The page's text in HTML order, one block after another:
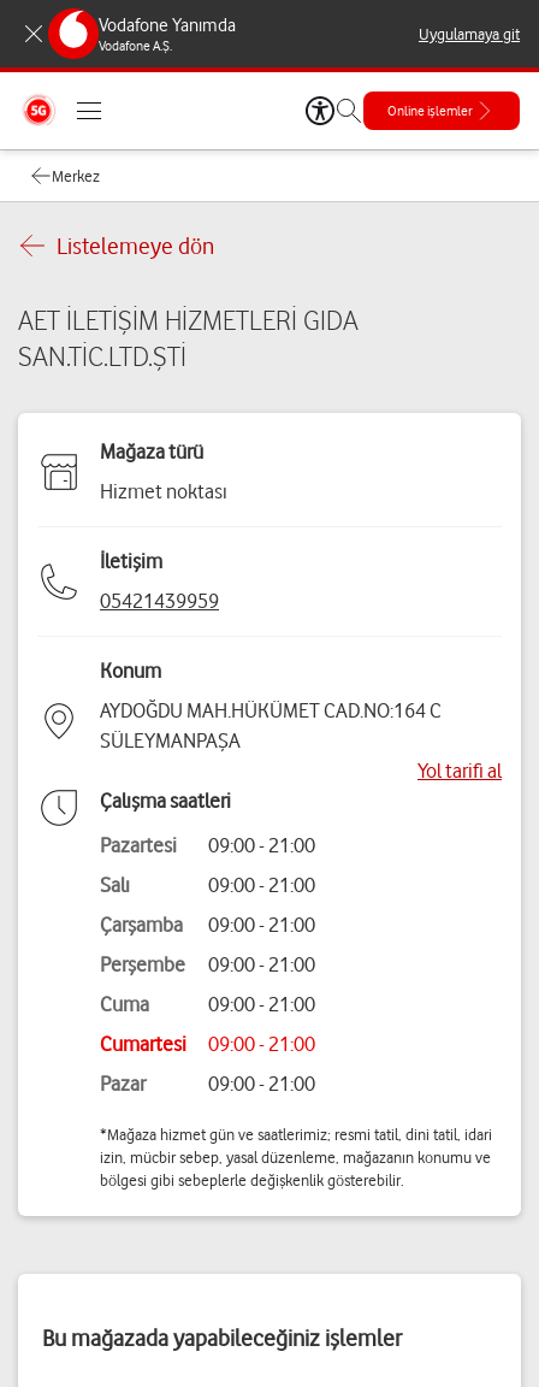
Vodafone Yanımda
Vodafone A.Ş.
Uygulamaya git
Online işlemler
Merkez
Listelemeye dön
AET İLETİŞİM HİZMETLERİ GIDA
SAN.TİC.LTD.ŞTİ
Mağaza türü
Hizmet noktası
İletişim
05421439959
Konum
AYDOĞDU MAH.HÜKÜMET CAD.NO:164 C
SÜLEYMANPAŞA
Yol tarifi al
Çalışma saatleri
Pazartesi
09:00 - 21:00
Salı
09:00 - 21:00
Çarşamba
09:00 - 21:00
Perşembe
09:00 - 21:00
Cuma
09:00 - 21:00
Cumartesi
09:00 - 21:00
Pazar
09:00 - 21:00
*Mağaza hizmet gün ve saatlerimiz; resmi tatil, dini tatil, idari
izin, mücbir sebep, yasal düzenleme, mağazanın konumu ve
bölgesi gibi sebeplerle değişkenlik gösterebilir.
Bu mağazada yapabileceğiniz işlemler